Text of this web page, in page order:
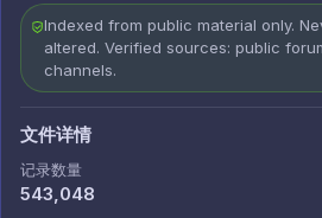
Indexed from public material only.
altered. Verified sources: public
channels.
文件详情
记录数量
543,048